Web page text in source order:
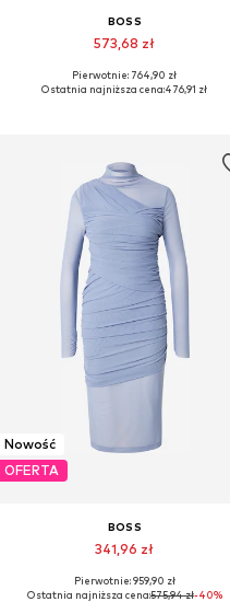
BOSS
573,68 zł
Dostępne rozmiary: XS, S, M, L, XL, XXL
Pierwotnie: 764,90 zł
Ostatnia najniższa cena:476,91 zł
Nowość
OFERTA
BOSS
341,96 zł
Dostępne rozmiary: 34, 36, 38, 40, 42
Pierwotnie: 959,90 zł
Ostatnia najniższa cena:575,94 zł-40%